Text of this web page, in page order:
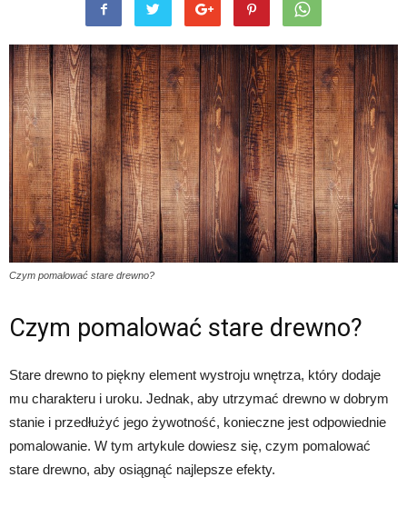
Czym pomalować stare drewno?
Czym pomalować stare drewno?
Stare drewno to piękny element wystroju wnętrza, który dodaje
mu charakteru i uroku. Jednak, aby utrzymać drewno w dobrym
stanie i przedłużyć jego żywotność, konieczne jest odpowiednie
pomalowanie. W tym artykule dowiesz się, czym pomalować
stare drewno, aby osiągnąć najlepsze efekty.